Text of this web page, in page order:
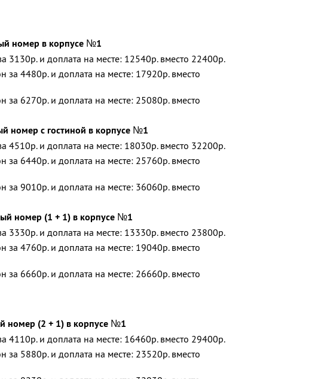
номер в корпусе №1
3130р. и доплата на месте: 12540р. вместо 22400р.
за 4480р. и доплата на месте: 17920р. вместо
за 6270р. и доплата на месте: 25080р. вместо
номер с гостиной в корпусе №1
4510р. и доплата на месте: 18030р. вместо 32200р.
за 6440р. и доплата на месте: 25760р. вместо
за 9010р. и доплата на месте: 36060р. вместо
номер (1 + 1) в корпусе №1
3330р. и доплата на месте: 13330р. вместо 23800р.
за 4760р. и доплата на месте: 19040р. вместо
за 6660р. и доплата на месте: 26660р. вместо
номер (2 + 1) в корпусе №1
4110р. и доплата на месте: 16460р. вместо 29400р.
за 5880р. и доплата на месте: 23520р. вместо